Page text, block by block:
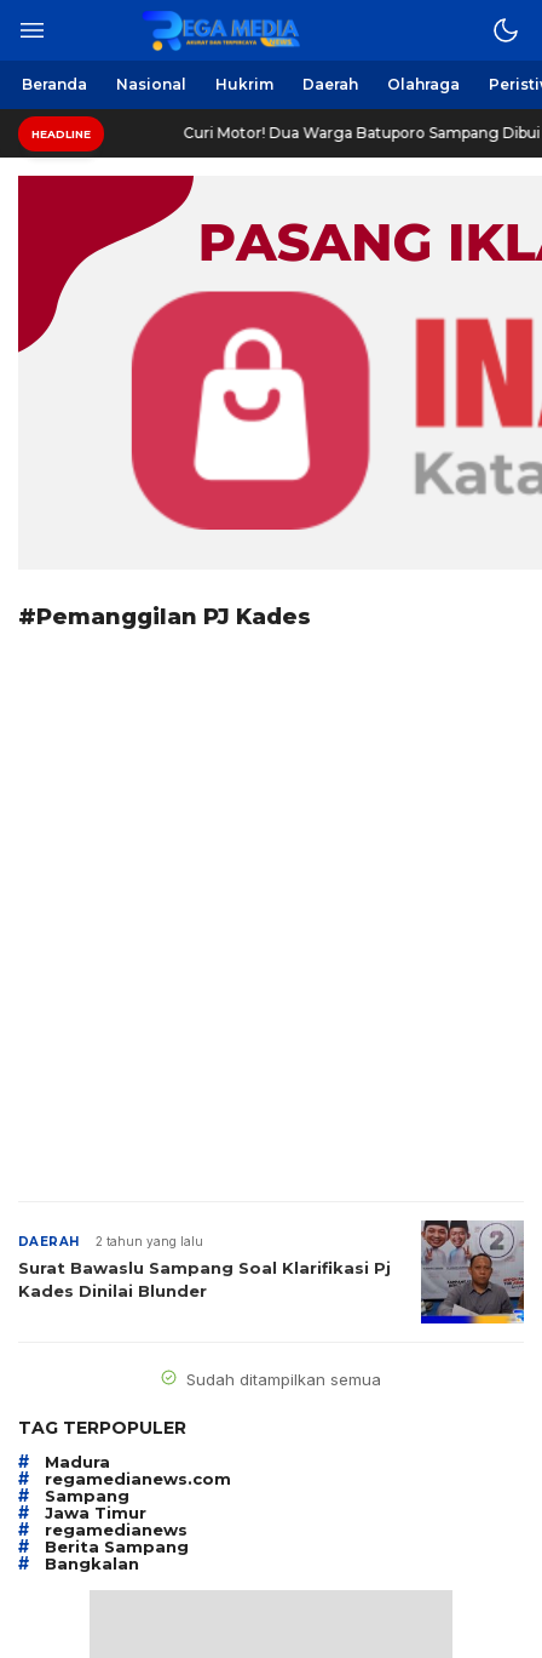
Regamedianews.com
Berita Harian Online
Beranda Nasional Hukrim Daerah Olahraga
HEADLINE Curi Motor! Dua Warga Batuporo Sampang Dibui
#Pemanggilan PJ Kades
DAERAH 2 tahun yang lalu
Surat Bawaslu Sampang Soal Klarifikasi Pj
Kades Dinilai Blunder
Sudah ditampilkan semua
TAG TERPOPULER
# Madura
# regamedianews.com
# Sampang
# Jawa Timur
# regamedianews
# Berita Sampang
# Bangkalan